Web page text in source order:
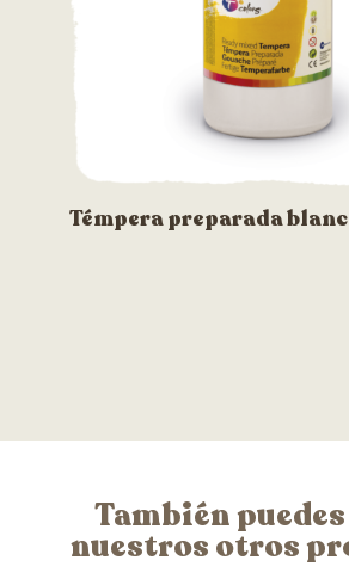
Témpera preparada
También
nuestros otros